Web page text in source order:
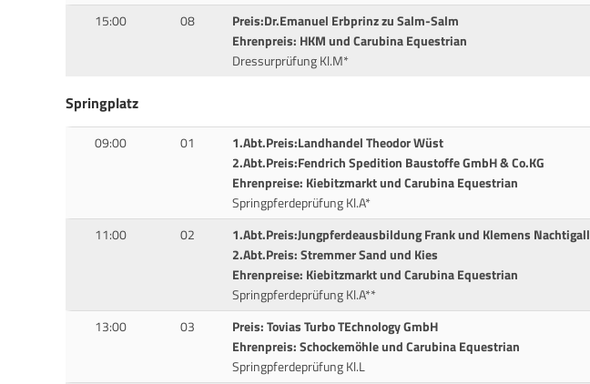
15:00 08
Preis:Dr.Emanuel Erbprinz zu Salm-Salm
Ehrenpreis: HKM und Carubina Equestrian
Dressurprüfung Kl.M*
Springplatz
09:00 01
1.Abt.Preis:Landhandel Theodor Wüst
2.Abt.Preis:Fendrich Spedition Baustoffe GmbH & Co.KG
Ehrenpreise: Kiebitzmarkt und Carubina Equestrian
Springpferdeprüfung Kl.A*
11:00 02
1.Abt.Preis:Jungpferdeausbildung Frank und Klemens Nachtigall
2.Abt.Preis: Stremmer Sand und Kies
Ehrenpreise: Kiebitzmarkt und Carubina Equestrian
Springpferdeprüfung Kl.A**
13:00 03
Preis: Tovias Turbo TEchnology GmbH
Ehrenpreis: Schockemöhle und Carubina Equestrian
Springpferdeprüfung Kl.L